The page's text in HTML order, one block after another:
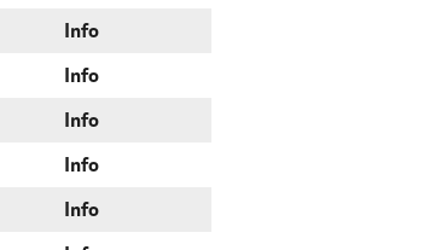
Info
Info
Info
Info
Info